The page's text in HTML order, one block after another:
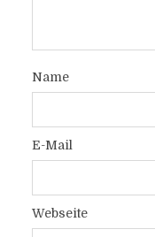
Name
E-Mail
Webseite